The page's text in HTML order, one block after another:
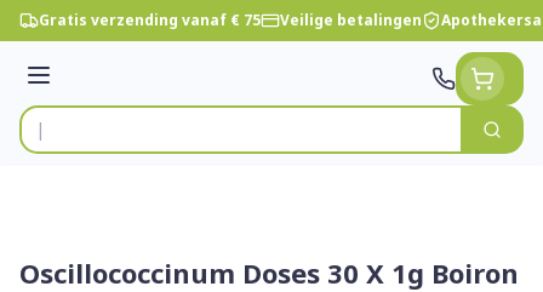
Ga naar de inhoud
Gratis verzending vanaf € 75 Veilige betalingen
Menu
Product, merk, categorie...
Zoek
Oscillococcinum Doses 30 X 1g Boiron